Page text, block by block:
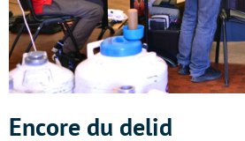
Encore du delid